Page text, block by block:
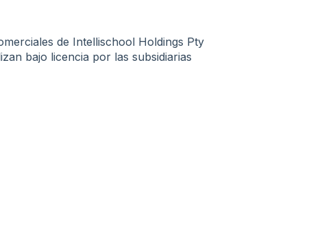
de Intellischool Holdings Pty
bajo licencia por las subsidiarias